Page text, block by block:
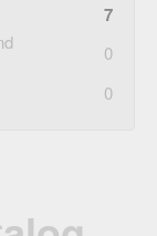
7
0
0